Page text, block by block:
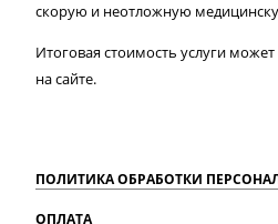
скорую и неотложную
Итоговая стоимость услуги
на сайте.
ПОЛИТИКА ОБРАБОТКИ
ОПЛАТА